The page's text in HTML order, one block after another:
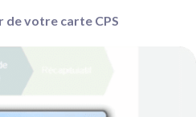
de votre carte CPS